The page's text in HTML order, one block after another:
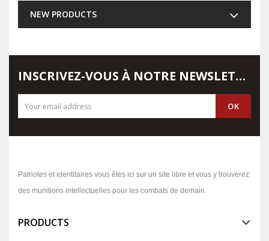
NEW PRODUCTS
INSCRIVEZ-VOUS À NOTRE NEWSLETTER
Patriotes et identitaires vous êtes ici sur un site libre et vous y trouverez
des munitions intellectuelles pour les combats de demain.
PRODUCTS